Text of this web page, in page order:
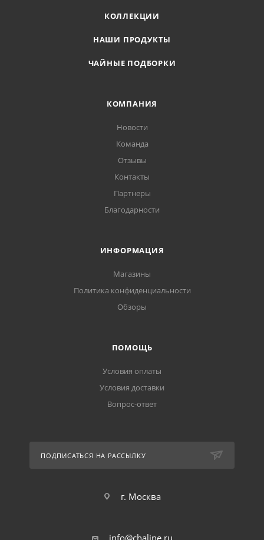
КОЛЛЕКЦИИ
НАШИ ПРОДУКТЫ
ЧАЙНЫЕ ПОДБОРКИ
КОМПАНИЯ
Новости
Команда
Отзывы
Контакты
Партнеры
Благодарности
ИНФОРМАЦИЯ
Магазины
Политика конфиденциальности
Обзоры
ПОМОЩЬ
Условия оплаты
Условия доставки
Вопрос-ответ
ПОДПИСАТЬСЯ НА РАССЫЛКУ
г. Москва
info@chaline.ru